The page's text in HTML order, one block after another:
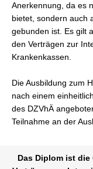
Anerkennung, da es
bietet, sondern auch
gebunden ist. Es gilt
den Verträgen zur
Krankenkassen.
Die Ausbildung zum
nach einem
des DZVhÄ
Teilnahme an der
Das Diplom ist